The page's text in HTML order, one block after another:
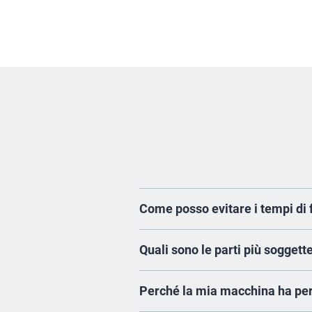
Come posso evitare i tempi
regolare e programmata. Con
flessibili qui
Quali sono le parti più
tergipavimento. I tecnici Nilfisk
Perché la mia macchina ha